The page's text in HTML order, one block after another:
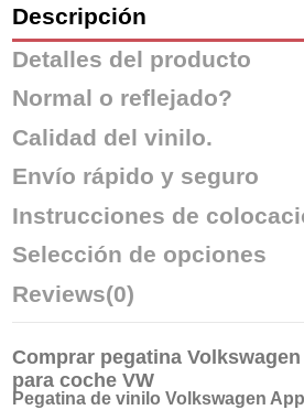
Descripción
Detalles del producto
Normal o reflejado?
Calidad del vinilo.
Envío rápido y seguro
Instrucciones de
Selección de opciones
Reviews(0)
Comprar pegatina
para coche VW
Pegatina de vinilo Volkswagen